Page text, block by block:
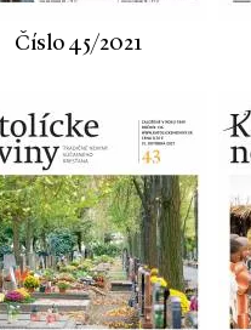
Číslo 45/2021